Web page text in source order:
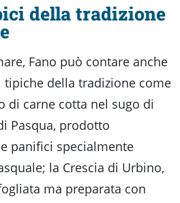
della tradizione
Fano può contare anche
tipiche della tradizione come
di carne cotta nel sugo di
Pasqua, prodotto
panifici specialmente
la Crescia di Urbino,
ma preparata con